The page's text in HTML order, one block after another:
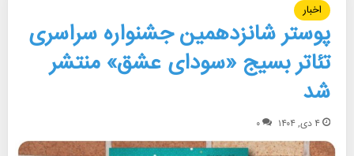
اخبار
پوستر شانزدهمین جشنواره سراسری
تئاتر بسیج «سودای عشق» منتشر
شد
۴ دی, ۱۴۰۴ ۰